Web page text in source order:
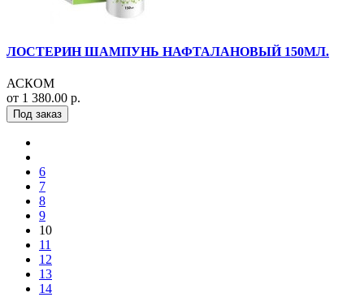
ЛОСТЕРИН ШАМПУНЬ НАФТАЛАНОВЫЙ 150МЛ.
АСКОМ
от 1 380.00 р.
Под заказ
6
7
8
9
10
11
12
13
14